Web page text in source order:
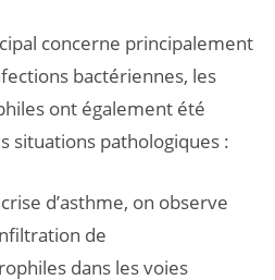
concerne principalement
bactériennes, les
ont également été
situations pathologiques :
d’asthme, on observe
de
dans les voies